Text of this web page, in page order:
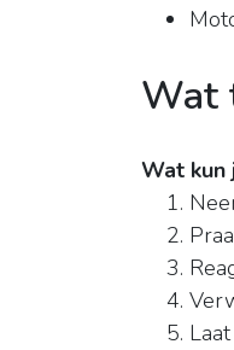
Wat
Wat kun